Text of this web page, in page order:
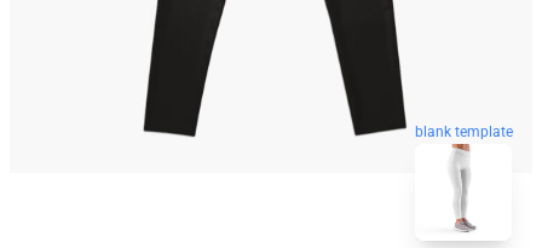
blank template